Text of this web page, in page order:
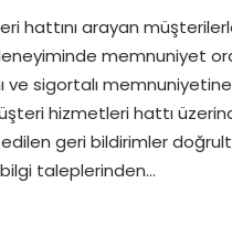
hattını arayan
memnuniyet
ve sigortalı
hizmetleri hattı
edilen geri bildirimler
taleplerinden…